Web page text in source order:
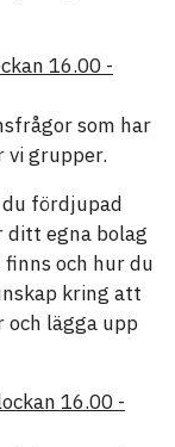
16.00 -
som har
vi grupper.
fördjupad
ditt egna bolag
och hur du
kring att
och lägga upp
16.00 -